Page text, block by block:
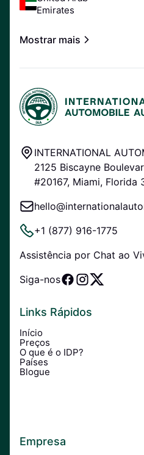
Emirates
Mostrar mais
INTERNATIONAL
2125 Biscayne
#20167, Miami, Florida
+1 (877) 916-1775
Assistência por Chat ao
Siga-nos
Links Rápidos
Início
Preços
O que é o IDP?
Países
Blogue
Empresa